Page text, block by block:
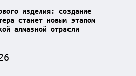
изделия: создание
станет новым этапом
алмазной отрасли